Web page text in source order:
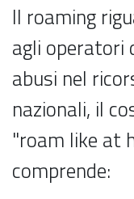
Il roaming
agli operatori
abusi nel
nazionali, il
"roam like at
comprende: